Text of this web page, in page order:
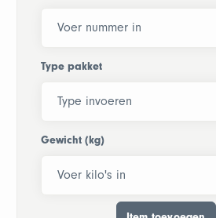
Type pakket
Gewicht (kg)